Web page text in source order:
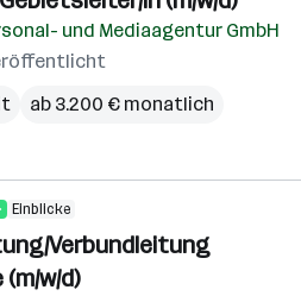
und Mediaagentur GmbH
ab 3.200 € monatlich
Einblicke
Verbundleitung
w/d)